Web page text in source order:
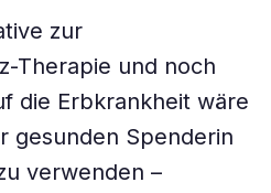
zur
Therapie und noch
die Erbkrankheit wäre
gesunden Spenderin
verwenden –